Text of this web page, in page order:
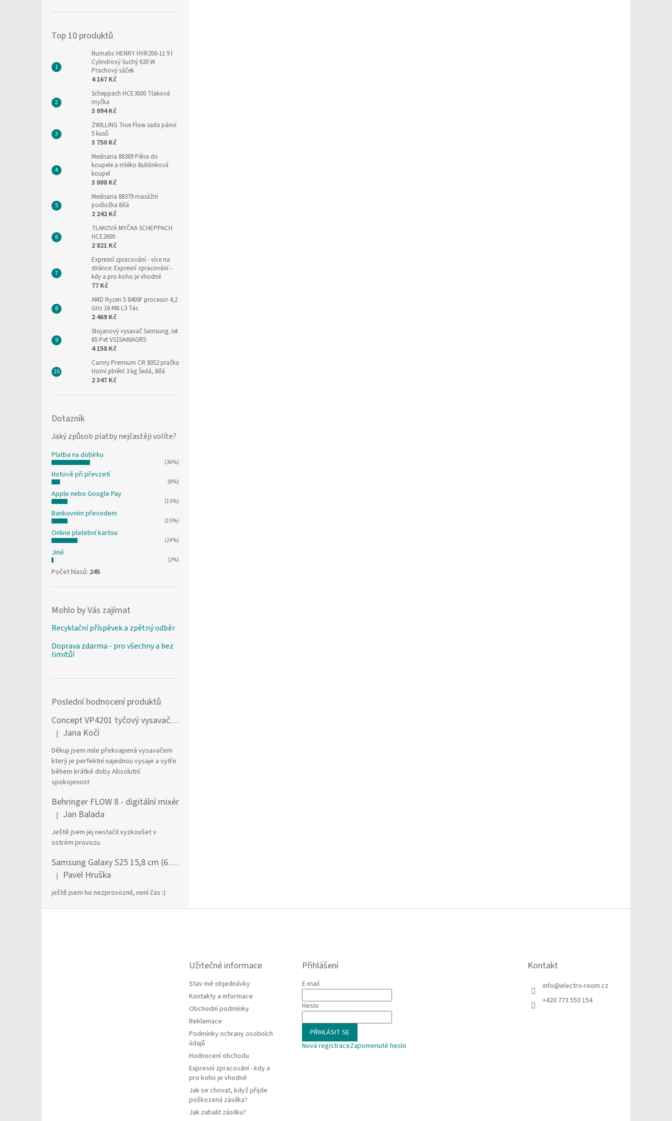
Top 10 produktů
Numatic HENRY HVR200-11 9 l
Cylindrový Suchý 620 W
Prachový sáček
4 167 Kč
Scheppach HCE3000 Tlaková
myčka
3 094 Kč
ZWILLING True Flow sada pánví
5 kusů
3 750 Kč
Medisana 88389 Pěna do
koupele a mléko Bublinková
koupel
3 008 Kč
Medisana 88379 masážní
podložka Bílá
2 242 Kč
TLAKOVÁ MYČKA SCHEPPACH
HCE2600
2 821 Kč
Expresní zpracování- více na
stránce: Expresní zpracování -
kdy a pro koho je vhodné
77 Kč
AMD Ryzen 5 8400F procesor 4,2
GHz 16 MB L3 Tác
2 469 Kč
Stojanový vysavač Samsung Jet
65 Pet VS15A60AGR5
4 158 Kč
Camry Premium CR 8052 pračka
Horní plnění 3 kg Šedá, Bílá
2 347 Kč
Dotazník
Jaký způsob platby nejčastěji volíte?
Platba na dobírku
(36%)
Hotově při převzetí
(8%)
Apple nebo Google Pay
(15%)
Bankovním převodem
(15%)
Online platební kartou
(24%)
Jiné
(2%)
Počet hlasů: 245
Mohlo by Vás zajímat
Recyklační příspěvek a zpětný odběr
Doprava zdarma - pro všechny a bez
limitů!
Poslední hodnocení produktů
Concept VP4201 tyčový vysavač / elektrický smeták Tyčový vysavač 2 v 1 AC Suché a mokré Bezsáčkové 0,6 l 90 W Černá, Stříbrná
Hodnocení produktu je 5 z 5 hvězdiček.
| Jana Kočí
Děkuji jsem mile překvapená vysavačem
který je perfektní najednou vysaje a vytře
během krátké doby Absolutní
spokojenost
Behringer FLOW 8 - digitální mixér
Hodnocení produktu je 5 z 5 hvězdiček.
| Jan Balada
Ještě jsem jej nestačil vyzkoušet v
ostrém provozu.
Samsung Galaxy S25 15,8 cm (6.2") Dual SIM Android 15 5G USB typu C 12 GB 256 GB 4000 mAh Námořnická modrá
Hodnocení produktu je 1 z 5 hvězdiček.
| Pavel Hruška
ještě jsem ho nezprovoznil, není čas :)
Užitečné informace
Stav mé objednávky
Kontakty a informace
Obchodní podmínky
Reklamace
Podmínky ochrany osobních
údajů
Hodnocení obchodu
Expresní zpracování - kdy a
pro koho je vhodné
Jak se chovat, když přijde
poškozená zásilka?
Jak zabalit zásilku?
Přihlášení
E-mail
Heslo
PŘIHLÁSIT SE
Nová registraceZapomenuté heslo
Kontakt
info@electro-room.cz
+420 773 550 154